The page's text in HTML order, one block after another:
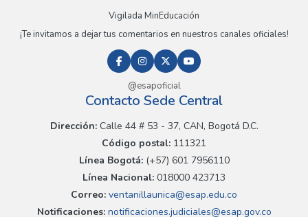
Vigilada MinEducación
¡Te invitamos a dejar tus comentarios en nuestros canales oficiales!
@esapoficial
Contacto Sede Central
Dirección:Calle 44 # 53 - 37, CAN, Bogotá D.C.
Código postal: 111321
Línea Bogotá:(+57) 601 7956110
Línea Nacional: 018000 423713
Correo: ventanillaunica@esap.edu.co
Notificaciones:notificaciones.judiciales@esap.gov.co